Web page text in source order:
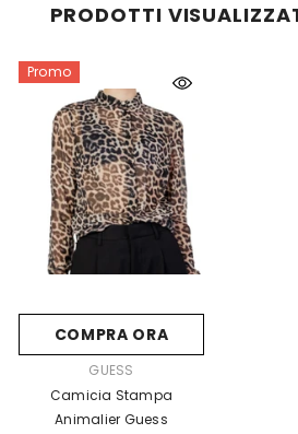
PRODOTTI
Promo
COMPRA ORA
FORNITORE:GUESS
Camicia Stampa
Animalier Guess